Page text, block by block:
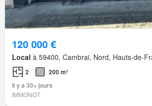
120 000 €
Local à 59400, Cambrai, Nord, Hauts-de-
2
200 m²
Il y a 30+ jours
IMMONOT